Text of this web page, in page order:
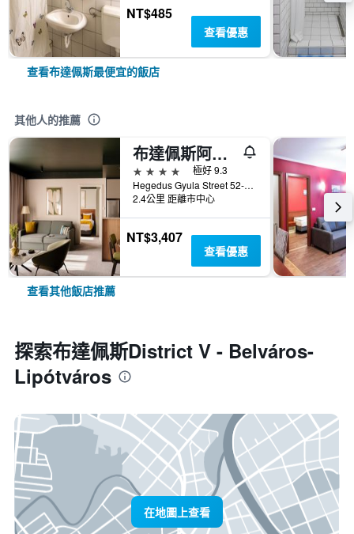
NT$485
查看優惠
查看布達佩斯最便宜的飯店
其他人的推薦
布達佩斯阿迪娜公寓酒店
4星級
極好 9.3
Hegedus Gyula Street 52-54, 布達佩斯, 匈牙利
2.4公里 距離市中心
NT$3,407
查看優惠
查看其他飯店推薦
探索布達佩斯District V - Belváros-
Lipótváros
在地圖上查看